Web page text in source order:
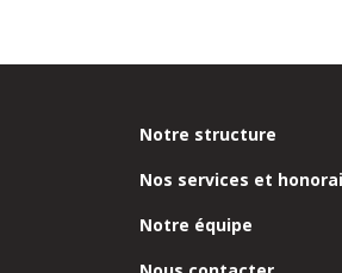
Notre structure
Nos services et
Notre équipe